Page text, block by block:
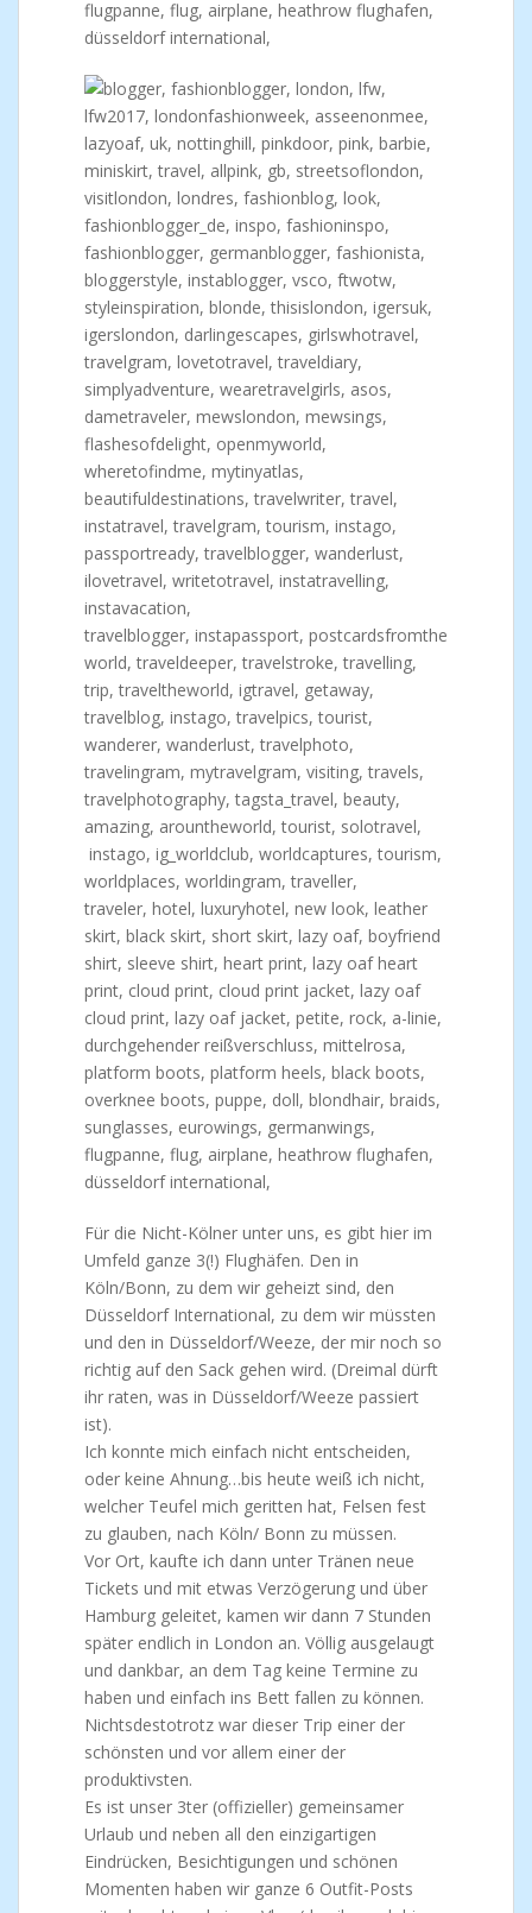
Für die Nicht-Kölner unter uns, es gibt hier im
Umfeld ganze 3(!) Flughäfen. Den in
Köln/Bonn, zu dem wir geheizt sind, den
Düsseldorf International, zu dem wir müssten
und den in Düsseldorf/Weeze, der mir noch so
richtig auf den Sack gehen wird. (Dreimal dürft
ihr raten, was in Düsseldorf/Weeze passiert
ist).
Ich konnte mich einfach nicht entscheiden,
oder keine Ahnung…bis heute weiß ich nicht,
welcher Teufel mich geritten hat, Felsen fest
zu glauben, nach Köln/ Bonn zu müssen.
Vor Ort, kaufte ich dann unter Tränen neue
Tickets und mit etwas Verzögerung und über
Hamburg geleitet, kamen wir dann 7 Stunden
später endlich in London an. Völlig ausgelaugt
und dankbar, an dem Tag keine Termine zu
haben und einfach ins Bett fallen zu können.
Nichtsdestotrotz war dieser Trip einer der
schönsten und vor allem einer der
produktivsten.
Es ist unser 3ter (offizieller) gemeinsamer
Urlaub und neben all den einzigartigen
Eindrücken, Besichtigungen und schönen
Momenten haben wir ganze 6 Outfit-Posts